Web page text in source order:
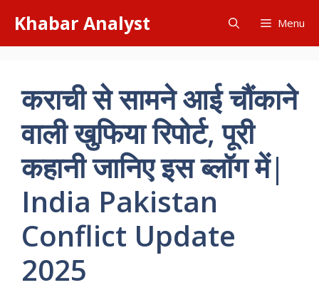
content
Khabar Analyst Menu
कराची से सामने आई चौंकाने
वाली खुफिया रिपोर्ट, पूरी
कहानी जानिए इस ब्लॉग में|
India Pakistan
Conflict Update
2025